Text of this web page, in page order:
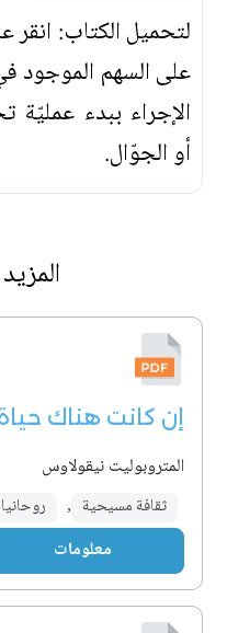
لتحميل الكتاب: انقر
على السهم الموجود
الإجراء ببدء
أو الجوّال.
إن كانت هناك
المتروبوليت نيقولاوس
ثقافة مسيحية ,
معلومات